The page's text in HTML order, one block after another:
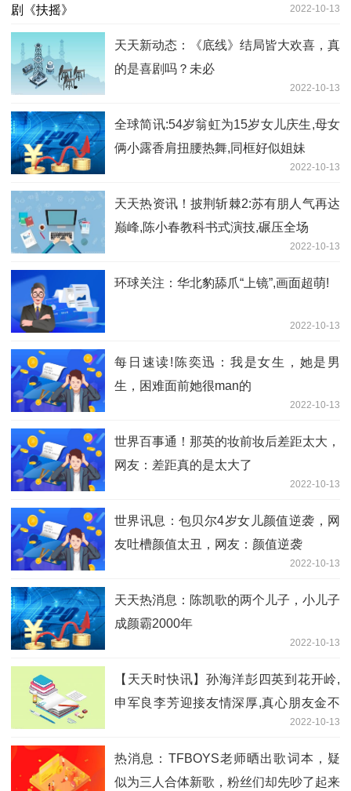
2022-10-13
天天新动态：《底线》结局皆大欢喜，真
的是喜剧吗？未必
2022-10-13
全球简讯:54岁翁虹为15岁女儿庆生,母女
俩小露香肩扭腰热舞,同框好似姐妹
2022-10-13
天天热资讯！披荆斩棘2:苏有朋人气再达
巅峰,陈小春教科书式演技,碾压全场
2022-10-13
环球关注：华北豹舔爪“上镜”,画面超萌!
2022-10-13
每日速读!陈奕迅：我是女生，她是男
生，困难面前她很man的
2022-10-13
世界百事通！那英的妆前妆后差距太大，
网友：差距真的是太大了
2022-10-13
世界讯息：包贝尔4岁女儿颜值逆袭，网
友吐槽颜值太丑，网友：颜值逆袭
2022-10-13
天天热消息：陈凯歌的两个儿子，小儿子
成颜霸2000年
2022-10-13
【天天时快讯】孙海洋彭四英到花开岭,
申军良李芳迎接友情深厚,真心朋友金不
2022-10-13
热消息：TFBOYS老师晒出歌词本，疑
似为三人合体新歌，粉丝们却先吵了起来